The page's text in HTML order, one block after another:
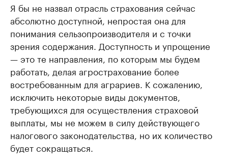
Я бы не назвал отрасль страхования сейчас
абсолютно доступной, непростая она для
понимания сельзопроизводителя и с точки
зрения содержания. Доступность и упрощение
— это те направления, по которым мы будем
работать, делая агрострахование более
востребованным для аграриев. К сожалению,
исключить некоторые виды документов,
требующихся для осуществления страховой
выплаты, мы не можем в силу действующего
налогового законодательства, но их количество
будет сокращаться.